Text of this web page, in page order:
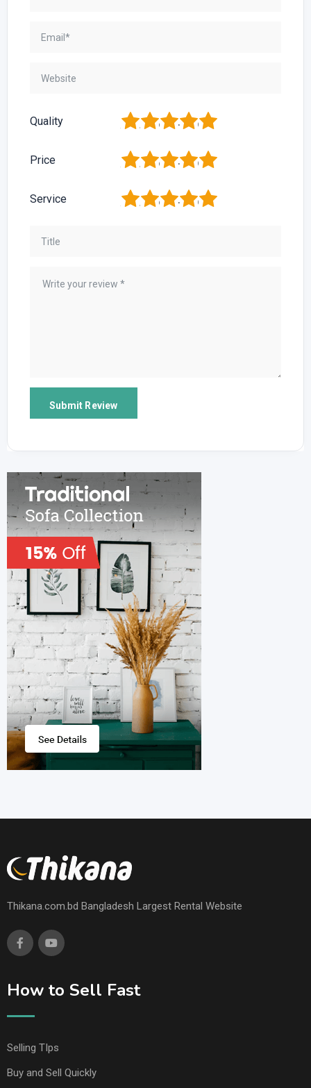
Quality 5
4
3
2
Price 5
4
3
2
Service 5
4
3
2
Thikana.com.bd Bangladesh Largest Rental Website
How to Sell Fast
Selling TIps
Buy and Sell Quickly